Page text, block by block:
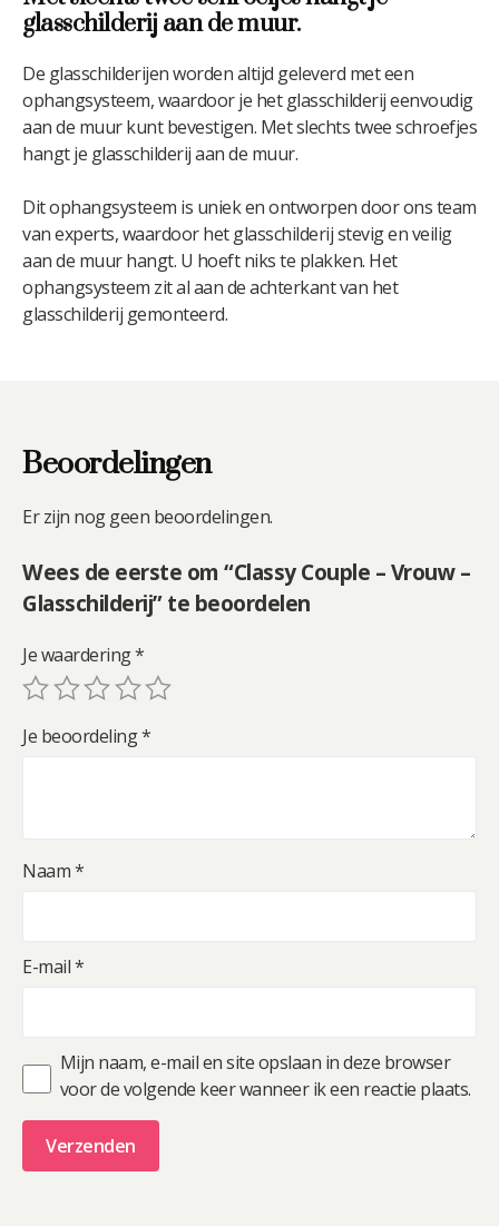
glasschilderij aan de muur.
De glasschilderijen worden altijd geleverd met een
ophangsysteem, waardoor je het glasschilderij eenvoudig
aan de muur kunt bevestigen. Met slechts twee schroefjes
hangt je glasschilderij aan de muur.
Dit ophangsysteem is uniek en ontworpen door ons team
van experts, waardoor het glasschilderij stevig en veilig
aan de muur hangt. U hoeft niks te plakken. Het
ophangsysteem zit al aan de achterkant van het
glasschilderij gemonteerd.
Beoordelingen
Er zijn nog geen beoordelingen.
Wees de eerste om “Classy Couple – Vrouw –
Glasschilderij” te beoordelen
Je waardering*
Je beoordeling*
Naam*
E-mail*
Mijn naam, e-mail en site opslaan in deze browser
voor de volgende keer wanneer ik een reactie plaats.